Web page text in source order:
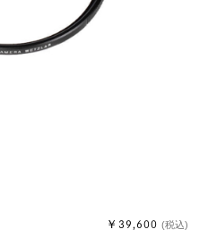
￥39,600 (税込)